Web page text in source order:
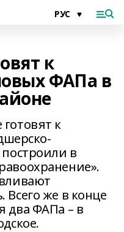
к
ФАПа в
к
в
Всего же в конце
два ФАПа – в